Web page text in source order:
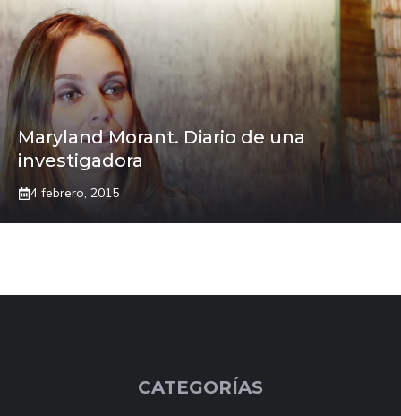
Maryland Morant. Diario de una
investigadora
4 febrero, 2015
CATEGORÍAS